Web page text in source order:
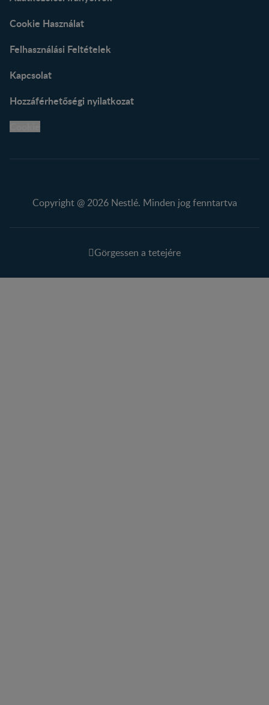
Cookie Használat
Felhasználási Feltételek
Kapcsolat
Hozzáférhetőségi nyilatkozat
Copyright @ 2026 Nestlé. Minden jog fenntartva
Görgessen a tetejére